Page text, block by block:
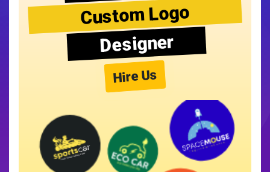
Custom Logo
Designer
Hire Us